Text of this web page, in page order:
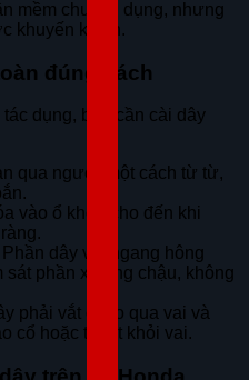
mềm chuyên dụng, nhưng
khuyến khích.
đúng cách
dụng, bạn cần cài dây
qua người một cách từ từ,
vào ổ khóa cho đến khi
Phần dây vắt ngang hông
sát phần xương chậu, không
phải vắt chéo qua vai và
cổ hoặc trượt khỏi vai.